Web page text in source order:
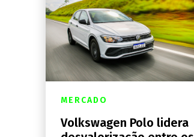
MERCADO
Volkswagen Polo lidera